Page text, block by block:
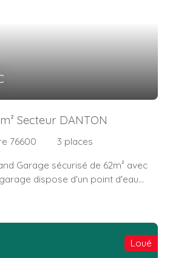
Secteur DANTON
76600 3 places
Garage sécurisé de 62m² avec
dispose d'un point d'eau
Loué